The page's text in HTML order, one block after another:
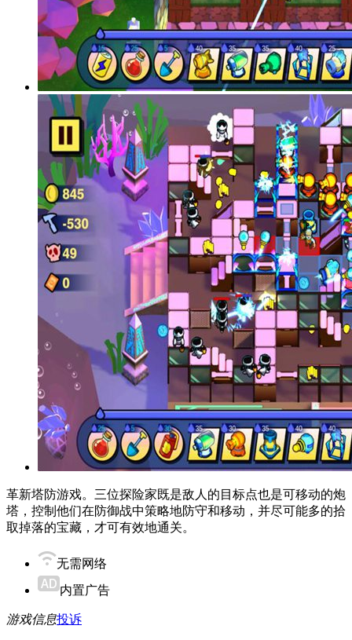
革新塔防游戏。三位探险家既是敌人的目标点也是可移动的炮
塔，控制他们在防御战中策略地防守和移动，并尽可能多的拾
取掉落的宝藏，才可有效地通关。
无需网络
内置广告
游戏信息投诉